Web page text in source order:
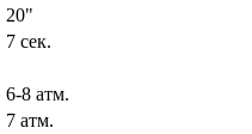
20"
7 сек.
6‐8 атм.
7 атм.